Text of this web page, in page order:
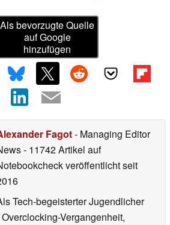
Als bevorzugte Quelle
auf Google
hinzufügen
Fagot- Managing Editor
- 11742 Artikel auf
veröffentlichtseit
Tech-begeisterter Jugendlicher
Vergangenheit,